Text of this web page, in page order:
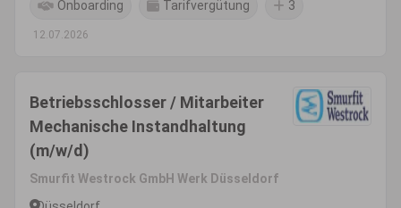
Onboarding Tarifvergütung 3
12.07.2026
Betriebsschlosser / Mitarbeiter
Mechanische Instandhaltung
(m/w/d)
Smurfit Westrock GmbH Werk Düsseldorf